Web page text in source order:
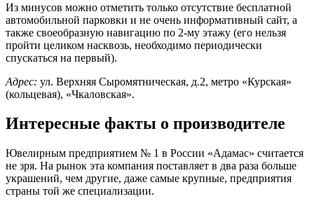
Из минусов можно отметить только отсутствие бесплатной
автомобильной парковки и не очень информативный сайт, а
также своеобразную навигацию по 2-му этажу (его нельзя
пройти целиком насквозь, необходимо периодически
спускаться на первый).
Адрес: ул. Верхняя Сыромятническая, д.2, метро «Курская»
(кольцевая), «Чкаловская».
Интересные факты о производителе
Ювелирным предприятием № 1 в России «Адамас» считается
не зря. На рынок эта компания поставляет в два раза больше
украшений, чем другие, даже самые крупные, предприятия
страны той же специализации.